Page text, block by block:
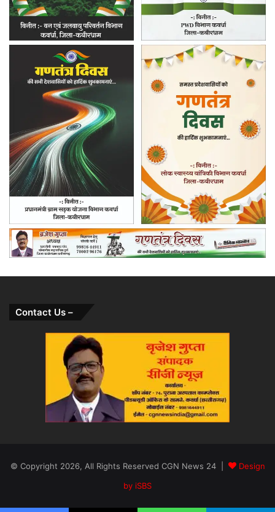
Contact Us –
© Copyright 2026, All Rights Reserved CGN News 24 |
Design
by iSBS